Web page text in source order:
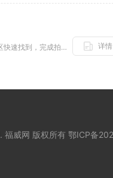
新盗墓笔记探险相册存储在游戏主界面右上角的图鉴系统中，也可通过背包的道具分区快速找到，完成拍照收集的所有照片都会归档于此... 详情
威网 版权所有 鄂ICP备